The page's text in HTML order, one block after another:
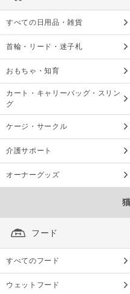
すべての日用品・雑貨
首輪・リード・迷子札
おもちゃ・知育
カート・キャリーバッグ・スリン
グ
ケージ・サークル
介護サポート
オーナーグッズ
フード
すべてのフード
ウェットフード